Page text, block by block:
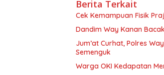
Berita Terkait
Cek Kemampuan Fisik
Dandim Way Kanan
Jum’at Curhat, Polres
Semenguk
Warga OKI Kedapatan